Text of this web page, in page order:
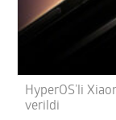
HyperOS’li
verildi